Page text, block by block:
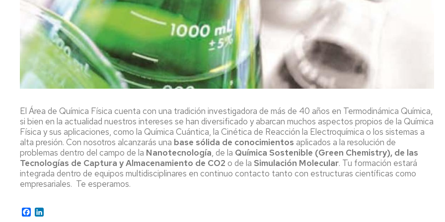
REGLAMENTO
MARCO
DEPARTAMENTOS
REGLAMENTO
DEL
DEPARTAMENTO
DE
FÍSICA
REGLAMENTO
DE
LA
FACULTAD
DE
CIENCIAS
ACADÉMICA
DE
DOCTORADO
COMISIÓN
GARANTÍA
DE
LA
DE
DOCTORADO
COMISIÓN
DE
SELECCIÓN
PROCEDIMIENTO
ORDINARIO
PROCEDIMIENTO
DE
DEL
DEPARTAMENTO
SECRETARÍA
DEPARTAMENTO
LA
FACULTAD
DE
CIENCIAS
DOCTORADO
DE
DOCTORADO
COMISIONES
DEL
DEPARTAMENTO
COMISIÓN
ACADÉMICA
DE
COMISIÓN
DE
GARANTÍA
DE
LA
CALIDAD
DE
VERIFICACIÓN
PROGRAMA
DOCTORADO
El Área de Química Física cuenta con una tradición investigadora de más de 40 años en Termodinámica Química,
si bien en la actualidad nuestros intereses se han diversificado y abarcan muchos aspectos propios de la Química
Física y sus aplicaciones, como la Química Cuántica, la Cinética de Reacción la Electroquímica o los sistemas a
alta presión. Con nosotros alcanzarás una base sólida de conocimientos aplicados a la resolución de
problemas dentro del campo de la Nanotecnología, de la Química Sostenible (Green Chemistry), de las
Tecnologías de Captura y Almacenamiento de CO2 o de la Simulación Molecular. Tu formación estará
integrada dentro de equipos multidisciplinares en continuo contacto tanto con estructuras científicas como
empresariales. Te esperamos.
Facebook